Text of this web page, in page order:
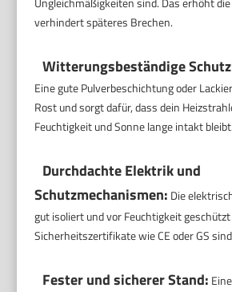
verhindert späteres Brechen.
Witterungsbeständige
Eine gute Pulverbeschichtung oder
Rost und sorgt dafür, dass dein
Feuchtigkeit und Sonne lange intakt bleibt.
Durchdachte Elektrik und
Schutzmechanismen: Die
gut isoliert und vor Feuchtigkeit
Sicherheitszertifikate wie CE oder GS
Fester und sicherer Stand: